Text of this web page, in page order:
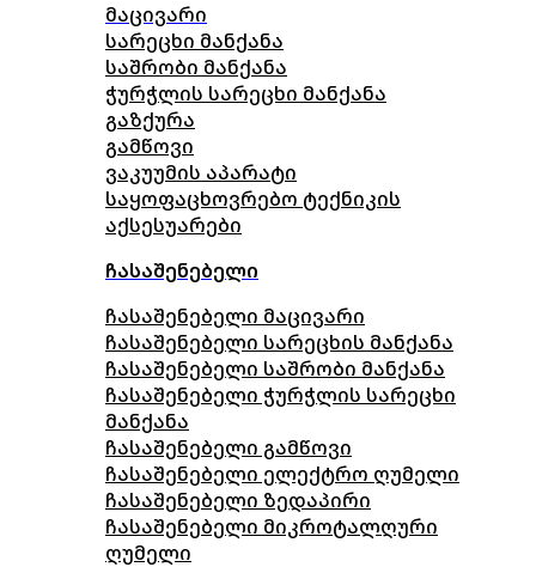
მაცივარი
სარეცხი მანქანა
საშრობი მანქანა
ჭურჭლის სარეცხი მანქანა
გაზქურა
გამწოვი
ვაკუუმის აპარატი
საყოფაცხოვრებო ტექნიკის
აქსესუარები
ჩასაშენებელი
ჩასაშენებელი მაცივარი
ჩასაშენებელი სარეცხის მანქანა
ჩასაშენებელი საშრობი მანქანა
ჩასაშენებელი ჭურჭლის სარეცხი
მანქანა
ჩასაშენებელი გამწოვი
ჩასაშენებელი ელექტრო ღუმელი
ჩასაშენებელი ზედაპირი
ჩასაშენებელი მიკროტალღური
ღუმელი